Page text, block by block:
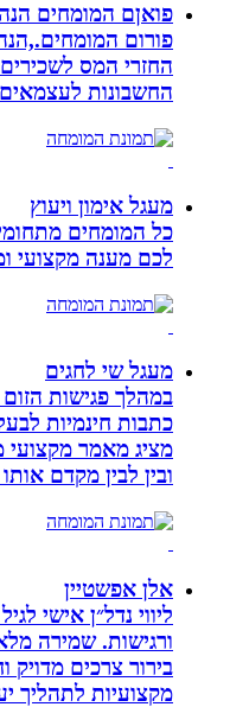
פואןם המומחים הנהלת
פורום המומחים.,הנהלת
החזרי המס לשכירים
החשבונות לעצמאים.
מעגל אימון ויעוץ
כל המומחים מתחומי
לכם מענה מקצועי
מעגל שי לחגים
במהלך פגישות הזום של
כתבות חינמיות לבעלי
מציג מאמר מקצועי
ובין לבין מקדם אותו בגוגל
אלן אפשטיין
ליווי נדל״ן אישי לגיל
ורגישות. שמירה מלאה
בירור צרכים מדויק
מקצועיות לתהליך יעיל,